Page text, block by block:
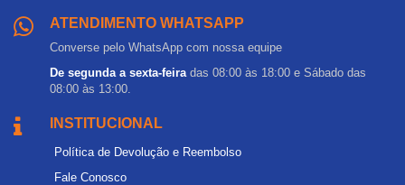
ATENDIMENTO WHATSAPP
Converse pelo WhatsApp com nossa equipe
De segunda a sexta-feira das 08:00 às 18:00 e Sábado das
08:00 às 13:00.
INSTITUCIONAL
Política de Devolução e Reembolso
Fale Conosco